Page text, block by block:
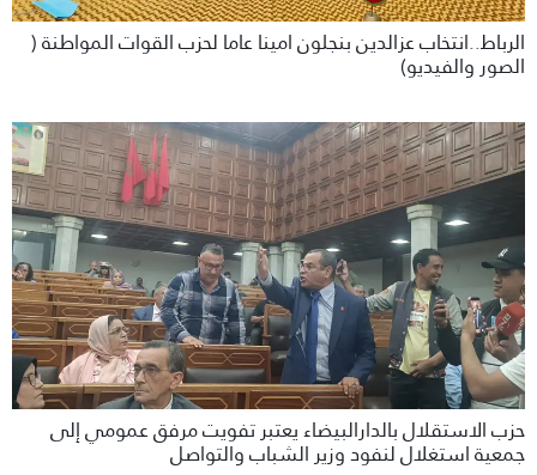
الرباط..انتخاب عزالدين بنجلون امينا عاما لحزب القوات المواطنة (
الصور والفيديو)
حزب الاستقلال بالدارالبيضاء يعتبر تفويت مرفق عمومي إلى
جمعية استغلال لنفود وزير الشباب والتواصل